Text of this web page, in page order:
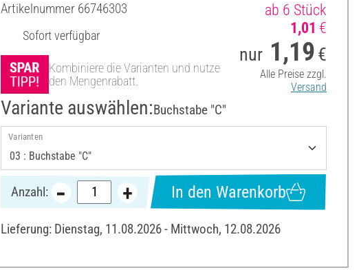
Artikelnummer 66746303
Sofort verfügbar
Kombiniere die Varianten und nutze
den Mengenrabatt.
ab 6 Stück
1,01 €
nur 1,19 €
Alle Preise zzgl.
Versand
Variante auswählen:Buchstabe "C"
Varianten
Anzahl: In den Warenkorb
Lieferung: Dienstag, 11.08.2026 - Mittwoch, 12.08.2026